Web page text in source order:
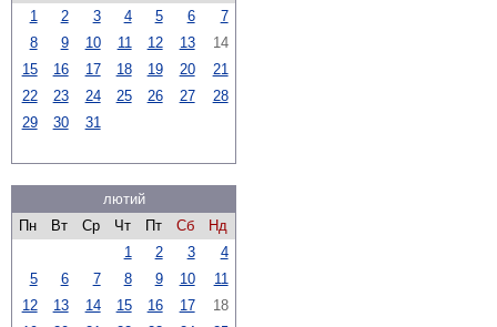
1
2 3 4 5 6
7
8
9 10 11 12 13
14
15
16 17 18 19 20
21
22
23 24 25 26 27
28
29
30 31
лютий
Пн
Вт Ср Чт Пт Сб
Нд
1
2 3
4
5
6 7 8 9 10
11
12
13 14 15 16 17
18